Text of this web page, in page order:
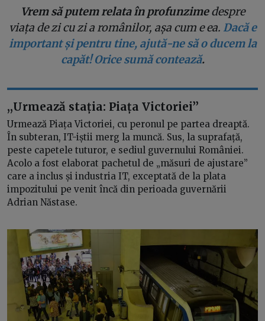
Vrem să putem relata în profunzimedespre
viața de zi cu zi a românilor, așa cum e ea. Dacă e
important și pentru tine, ajută-ne să o ducem la
capăt! Orice sumă contează.
,,Urmează stația: Piața Victoriei’’
Urmează Piața Victoriei, cu peronul pe partea dreaptă.
În subteran, IT-iștii merg la muncă. Sus, la suprafață,
peste capetele tuturor, e sediul guvernului României.
Acolo a fost elaborat pachetul de „măsuri de ajustare”
care a inclus și industria IT, exceptată de la plata
impozitului pe venit încă din perioada guvernării
Adrian Năstase.